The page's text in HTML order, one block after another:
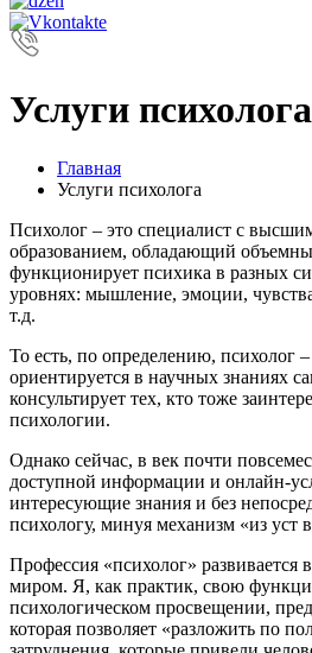
Услуги психолога
Главная
Услуги психолога
Психолог – это специалист с
образованием, обладающий
функционирует психика в разных
уровнях: мышление, эмоции,
т.д.
То есть, по определению, психолог
ориентируется в научных знаниях
консультирует тех, кто тоже
психологии.
Однако сейчас, в век почти
доступной информации и онлайн-
интересующие знания и без
психологу, минуя механизм «из уст
Профессия «психолог» развивается
миром. Я, как практик, свою
психологическом просвещении,
которая позволяет «разложить по